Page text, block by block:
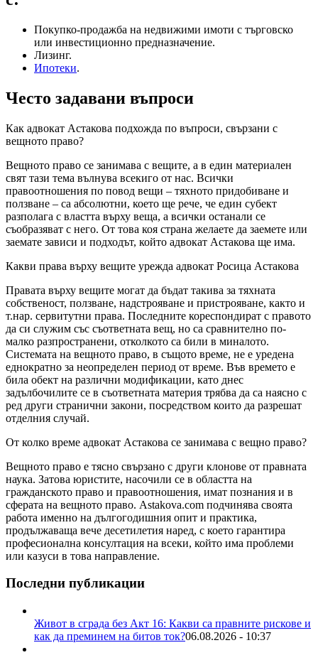
Покупко-продажба на недвижими имоти с търговско
или инвестиционно предназначение.
Лизинг.
Ипотеки.
Често задавани въпроси
Как адвокат Астакова подхожда по въпроси, свързани с
вещното право?
Вещното право се занимава с вещите, а в един материален
свят тази тема вълнува всекиго от нас. Всички
правоотношения по повод вещи – тяхното придобиване и
ползване – са абсолютни, което ще рече, че един субект
разполага с властта върху веща, а всички останали се
съобразяват с него. От това коя страна желаете да заемете или
заемате зависи и подходът, който адвокат Астакова ще има.
Какви права върху вещите урежда адвокат Росица Астакова
Правата върху вещите могат да бъдат такива за тяхната
собственост, ползване, надстрояване и пристрояване, както и
т.нар. сервитутни права. Последните кореспондират с правото
да си служим със съответната вещ, но са сравнително по-
малко разпространени, отколкото са били в миналото.
Системата на вещното право, в същото време, не е уредена
еднократно за неопределен период от време. Във времето е
била обект на различни модификации, като днес
задълбочилите се в съответната материя трябва да са наясно с
ред други странични закони, посредством които да разрешат
отделния случай.
От колко време адвокат Астакова се занимава с вещно право?
Вещното право е тясно свързано с други клонове от правната
наука. Затова юристите, насочили се в областта на
гражданското право и правоотношения, имат познания и в
сферата на вещното право. Astakova.com подчинява своята
работа именно на дългогодишния опит и практика,
продължаваща вече десетилетия наред, с което гарантира
професионална консултация на всеки, който има проблеми
или казуси в това направление.
Последни публикации
Живот в сграда без Акт 16: Какви са правните рискове и
как да преминем на битов ток?06.08.2026 - 10:37